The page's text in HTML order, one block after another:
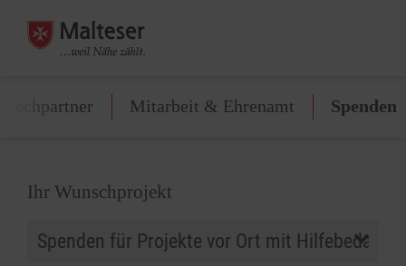
Mitarbeit & Ehrenamt Spenden
Ihr Wunschprojekt